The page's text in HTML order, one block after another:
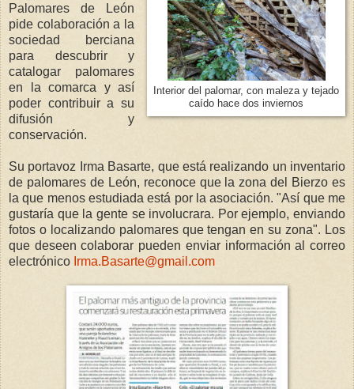
Interior del palomar, con maleza y tejado
caído hace dos inviernos
Palomares de León
pide colaboración a la
sociedad berciana
para descubrir y
catalogar palomares
en la comarca y así
poder contribuir a su
difusión y
conservación.
Su portavoz Irma Basarte, que está realizando un inventario
de palomares de León, reconoce que la zona del Bierzo es
la que menos estudiada está por la asociación. "Así que me
gustaría que la gente se involucrara. Por ejemplo, enviando
fotos o localizando palomares que tengan en su zona". Los
que deseen colaborar pueden enviar información al correo
electrónico Irma.Basarte@gmail.com